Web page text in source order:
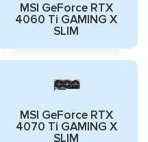
MSI GeForce RTX
4060 Ti GAMING X
SLIM
MSI GeForce RTX
4070 Ti GAMING X
SLIM